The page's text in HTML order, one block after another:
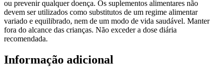
ou prevenir qualquer doença. Os suplementos alimentares não
devem ser utilizados como substitutos de um regime alimentar
variado e equilibrado, nem de um modo de vida saudável. Manter
fora do alcance das crianças. Não exceder a dose diária
recomendada.
Informação adicional